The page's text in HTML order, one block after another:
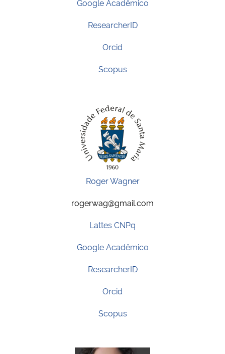
Google Acadêmico
ResearcherID
Orcid
Scopus
Roger Wagner
rogerwag@gmail.com
Lattes CNPq
Google Acadêmico
ResearcherID
Orcid
Scopus